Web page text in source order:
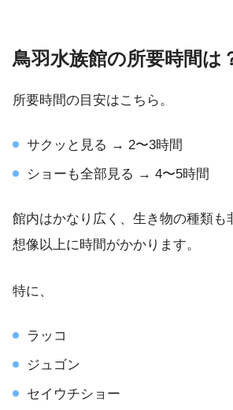
鳥羽水族館の所要時間は
所要時間の目安はこちら。
サクッと見る → 2〜3時間
ショーも全部見る → 4〜5時間
館内はかなり広く、生き物の種類も
想像以上に時間がかかります。
特に、
ラッコ
ジュゴン
セイウチショー